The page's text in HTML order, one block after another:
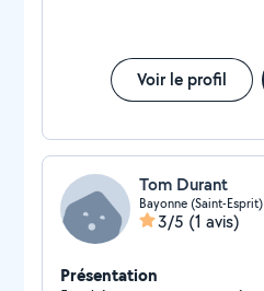
Voir le profil
Tom Durant
Bayonne (Saint-Esprit)
3/5 (1 avis)
Présentation